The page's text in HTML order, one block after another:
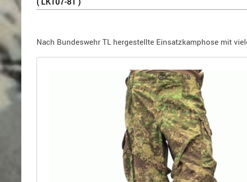
Holster
Nach Bundeswehr TL hergestellte Einsatzkamphose mit